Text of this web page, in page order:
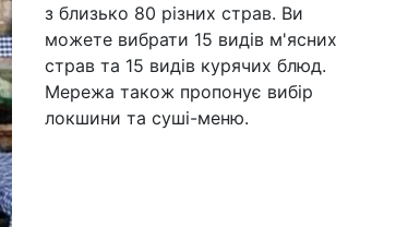
з близько 80 різних страв. Ви
можете вибрати 15 видів м'ясних
страв та 15 видів курячих блюд.
Мережа також пропонує вибір
локшини та суші-меню.